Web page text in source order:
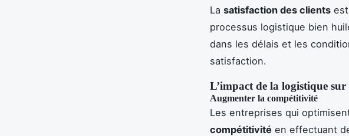
La satisfaction des clients
processus logistique bien
dans les délais et les
satisfaction.
L’impact de la logistique
Augmenter la compétitivité
Les entreprises qui
compétitivité en effectuant